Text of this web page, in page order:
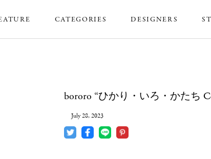
CATEGORIES DESIGNERS
bororo “ひかり・いろ・かたち
July 28, 2023